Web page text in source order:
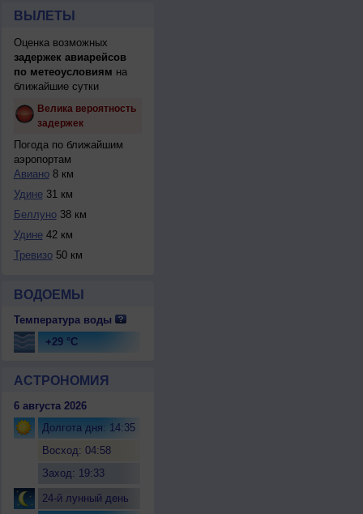
ВЫЛЕТЫ
Оценка возможных
задержек авиарейсов
по метеоусловиям на
ближайшие сутки
Велика вероятность
задержек
Погода по ближайшим
аэропортам
Авиано8 км
Удине31 км
Беллуно38 км
Удине42 км
Тревизо50 км
ВОДОЕМЫ
Температура воды
+29 °C
АСТРОНОМИЯ
6 августа 2026
Долгота дня: 14:35
Восход: 04:58
Заход: 19:33
24-й лунный день